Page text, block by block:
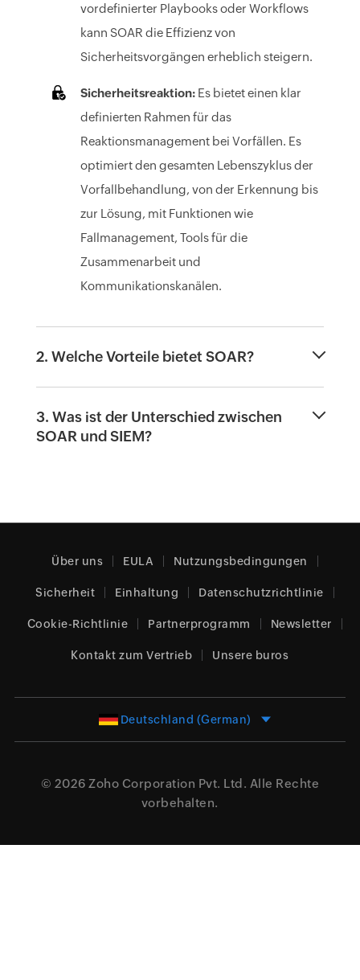
vordefinierter Playbooks oder Workflows
kann SOAR die Effizienz von
Sicherheitsvorgängen erheblich steigern.
Sicherheitsreaktion: Es bietet einen klar
definierten Rahmen für das
Reaktionsmanagement bei Vorfällen. Es
optimiert den gesamten Lebenszyklus der
Vorfallbehandlung, von der Erkennung bis
zur Lösung, mit Funktionen wie
Fallmanagement, Tools für die
Zusammenarbeit und
Kommunikationskanälen.
2. Welche Vorteile bietet SOAR?
3. Was ist der Unterschied zwischen
SOAR und SIEM?
Über uns EULA Nutzungsbedingungen
Sicherheit Einhaltung Datenschutzrichtlinie
Cookie-Richtlinie Partnerprogramm Newsletter
Kontakt zum Vertrieb Unsere buros
Deutschland (German)
© 2026 Zoho Corporation Pvt. Ltd. Alle Rechte
vorbehalten.